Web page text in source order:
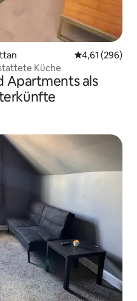
4,61 (296)
Küche
Apartments als